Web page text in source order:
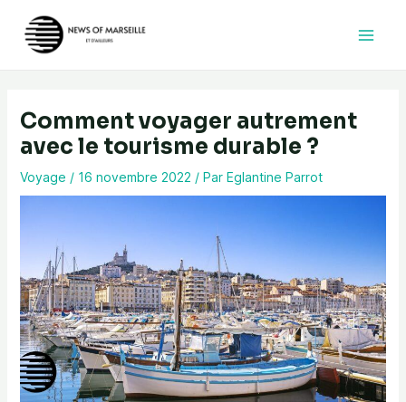
contenu
Comment voyager autrement
avec le tourisme durable ?
Voyage / 16 novembre 2022 / Par Eglantine Parrot